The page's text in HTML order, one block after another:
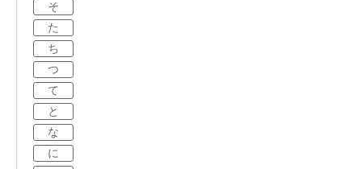
そ
た
ち
つ
て
と
な
に